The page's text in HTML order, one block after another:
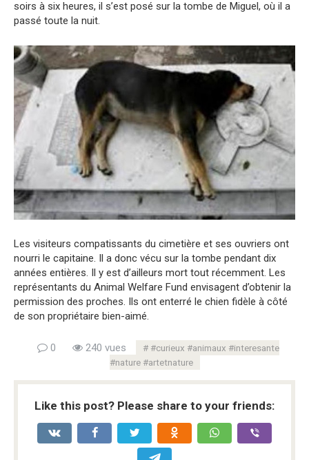
soirs à six heures, il s’est posé sur la tombe de Miguel, où il a
passé toute la nuit.
Les visiteurs compatissants du cimetière et ses ouvriers ont
nourri le capitaine. Il a donc vécu sur la tombe pendant dix
années entières. Il y est d’ailleurs mort tout récemment. Les
représentants du Animal Welfare Fund envisagent d’obtenir la
permission des proches. Ils ont enterré le chien fidèle à côté
de son propriétaire bien-aimé.
0 240 vues
#curieux #animaux #interesante
#nature #artetnature
Like this post? Please share to your friends: